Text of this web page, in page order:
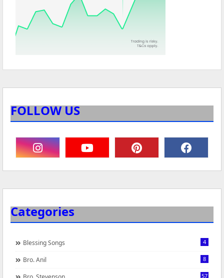
FOLLOW US
Categories
Blessing Songs 4
Bro. Anil 8
57